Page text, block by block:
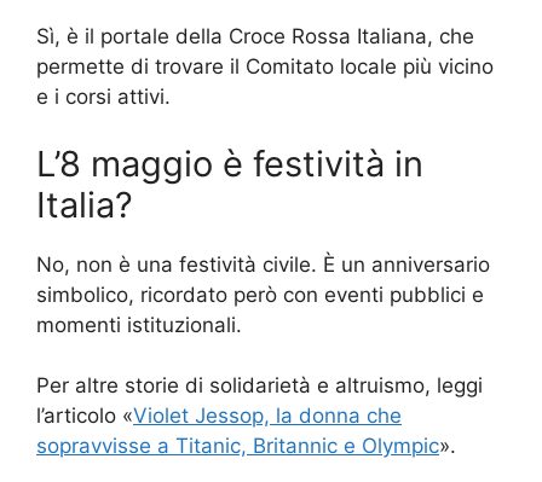
Sì, è il portale della Croce Rossa Italiana, che
permette di trovare il Comitato locale più vicino
e i corsi attivi.
L’8 maggio è festività in
Italia?
No, non è una festività civile. È un anniversario
simbolico, ricordato però con eventi pubblici e
momenti istituzionali.
Per altre storie di solidarietà e altruismo, leggi
l’articolo «Violet Jessop, la donna che
sopravvisse a Titanic, Britannic e Olympic».